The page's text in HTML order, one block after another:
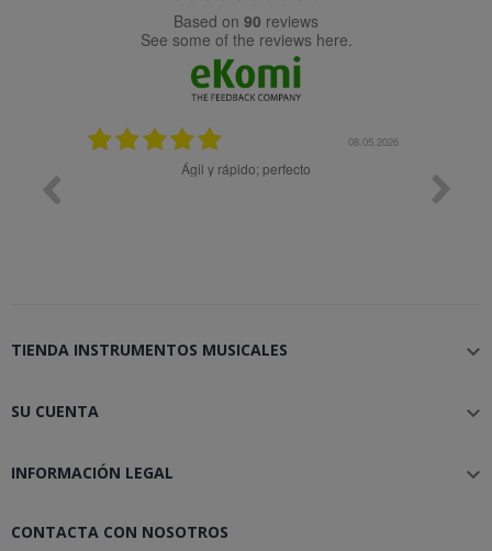
based on 90 reviews
see some of the reviews here.
08.04.2026
Muy bien
TIENDA INSTRUMENTOS MUSICALES 
SU CUENTA 
INFORMACIÓN LEGAL 
CONTACTA CON NOSOTROS